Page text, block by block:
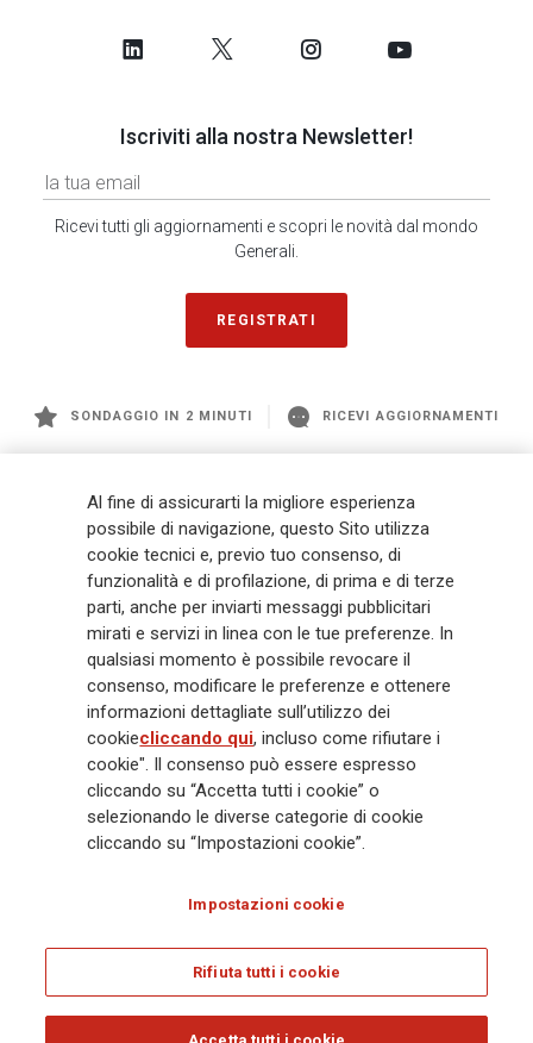
Iscriviti alla nostra Newsletter!
Ricevi tutti gli aggiornamenti e scopri le novità dal mondo
Generali.
REGISTRATI
SONDAGGIO IN 2 MINUTI RICEVI AGGIORNAMENTI
management a livello globale, con premi complessivi pari a € 98,1
miliardi e € 900 miliardi di AUM nel 2025. Fondato nel 1831, con oltre 88
mila dipendenti e 163 mila agenti che servono 75 milioni di clienti, il
Gruppo ha una posizione di leadership in Europa e una presenza
crescente in Asia e America. Al centro della strategia di Generali c'è il suo
impegno Lifetime Partner verso i clienti, realizzato attraverso soluzioni
innovative e personalizzate, un'esperienza cliente di prima classe e le sue
capacità di distribuzione globale digitalizzata. Il Gruppo ha
completamente integrato la sostenibilità in tutte le scelte strategiche, con
l'obiettivo di creare valore per tutti gli stakeholder mentre costruisce una
società più equa e resiliente.
Legal Info Cookie Policy Privacy & GDPR
Al fine di assicurarti la migliore esperienza
possibile di navigazione, questo Sito utilizza
cookie tecnici e, previo tuo consenso, di
funzionalità e di profilazione, di prima e di terze
parti, anche per inviarti messaggi pubblicitari
mirati e servizi in linea con le tue preferenze. In
qualsiasi momento è possibile revocare il
consenso, modificare le preferenze e ottenere
informazioni dettagliate sull’utilizzo dei
cookiecliccando qui, incluso come rifiutare i
cookie". Il consenso può essere espresso
cliccando su “Accetta tutti i cookie” o
selezionando le diverse categorie di cookie
cliccando su “Impostazioni cookie”.
Impostazioni cookie
Rifiuta tutti i cookie